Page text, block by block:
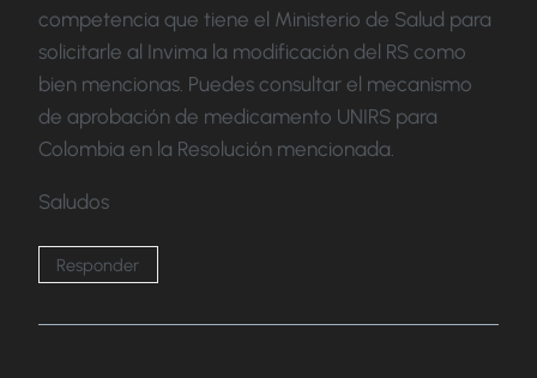
competencia que tiene el Ministerio de Salud para
solicitarle al Invima la modificación del RS como
bien mencionas. Puedes consultar el mecanismo
de aprobación de medicamento UNIRS para
Colombia en la Resolución mencionada.
Saludos
Responder